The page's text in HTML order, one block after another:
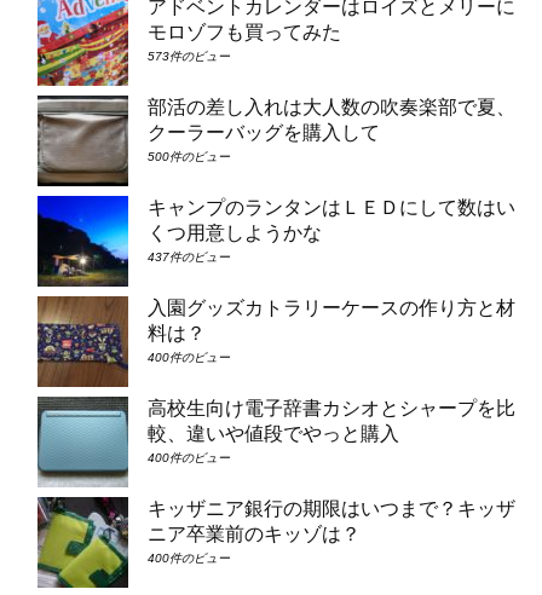
アドベントカレンダーはロイズとメリーに
モロゾフも買ってみた
573件のビュー
部活の差し入れは大人数の吹奏楽部で夏、
クーラーバッグを購入して
500件のビュー
キャンプのランタンはＬＥＤにして数はい
くつ用意しようかな
437件のビュー
入園グッズカトラリーケースの作り方と材
料は？
400件のビュー
高校生向け電子辞書カシオとシャープを比
較、違いや値段でやっと購入
400件のビュー
キッザニア銀行の期限はいつまで？キッザ
ニア卒業前のキッゾは？
400件のビュー